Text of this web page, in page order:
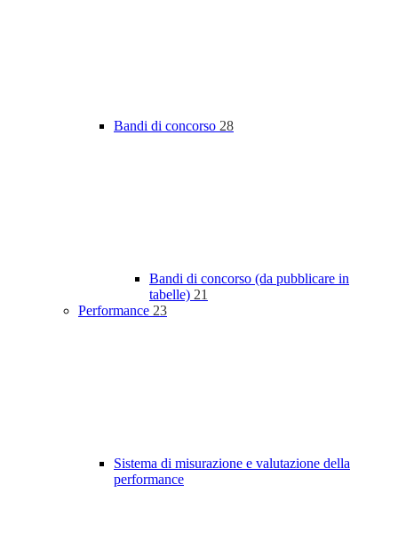
Bandi di concorso 28
Bandi di concorso (da pubblicare in
tabelle) 21
Performance 23
Sistema di misurazione e valutazione della
performance